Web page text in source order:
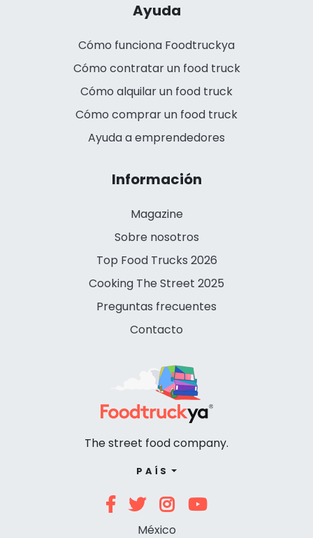
Ayuda
Cómo funciona Foodtruckya
Cómo contratar un food truck
Cómo alquilar un food truck
Cómo comprar un food truck
Ayuda a emprendedores
Información
Magazine
Sobre nosotros
Top Food Trucks 2026
Cooking The Street 2025
Preguntas frecuentes
Contacto
The street food company.
PAÍS
México